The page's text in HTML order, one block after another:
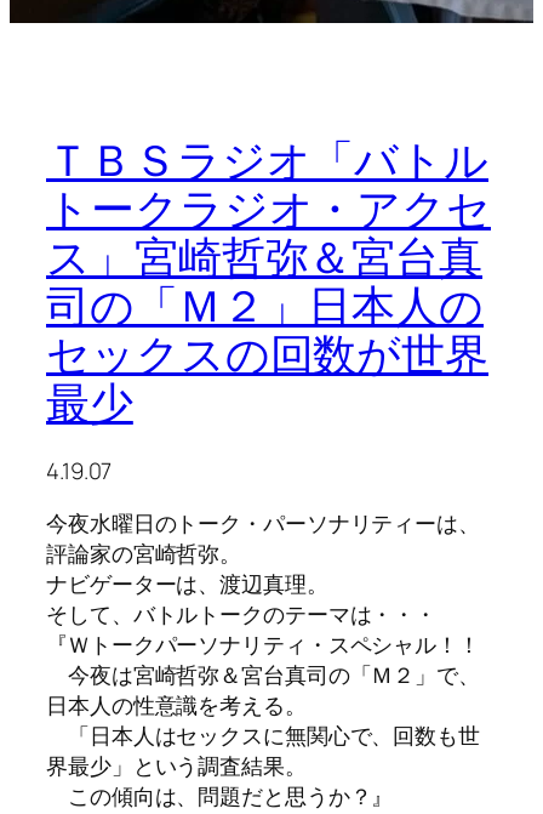
ＴＢＳラジオ「バトル
トークラジオ・アクセ
ス」宮崎哲弥＆宮台真
司の「Ｍ２」日本人の
セックスの回数が世界
最少
4.19.07
今夜水曜日のトーク・パーソナリティーは、
評論家の宮崎哲弥。
ナビゲーターは、渡辺真理。
そして、バトルトークのテーマは・・・
『Ｗトークパーソナリティ・スペシャル！！
今夜は宮崎哲弥＆宮台真司の「Ｍ２」で、
日本人の性意識を考える。
「日本人はセックスに無関心で、回数も世
界最少」という調査結果。
この傾向は、問題だと思うか？』